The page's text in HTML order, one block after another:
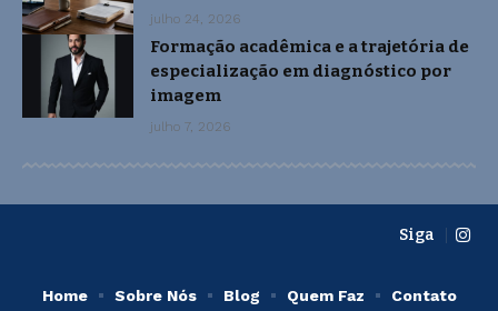
julho 24, 2026
Formação acadêmica e a trajetória de
especialização em diagnóstico por
imagem
julho 7, 2026
Siga
Home Sobre Nós Blog Quem Faz Contato